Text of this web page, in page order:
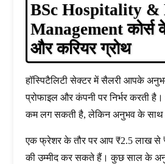
BSc Hospitality &
Management कोर्स
और करियर ग्रोथ
हॉस्पिटैलिटी सेक्टर में सैलरी आपके
प्रोफाइल और कंपनी पर निर्भर करती
कम लग सकती है, लेकिन अनुभव के साथ
एक फ्रेशर के तौर पर आप ₹2.5 लाख से
की उम्मीद कर सकते हैं। कुछ साल के